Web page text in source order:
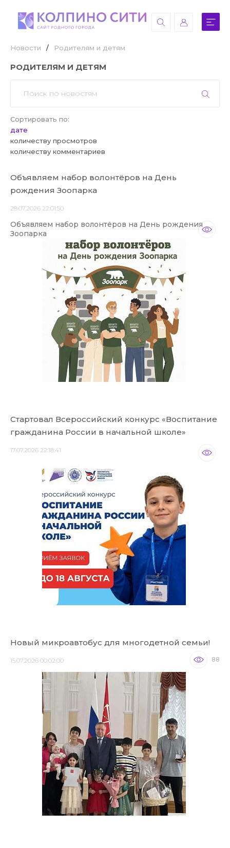
Новости / Родителям и детям
РОДИТЕЛЯМ И ДЕТЯМ
Сортировать по:
дате
количеству просмотров
количеству комментариев
Объявляем набор волонтёров на День
рождения Зоопарка
28.07.2026 22:01:50
Объявляем набор волонтёров на День рождения
Зоопарка
Стартовал Всероссийский конкурс «Воспитание
гражданина России в начальной школе»
17.07.2026 22:18:41
Новый микроавтобус для многодетной семьи!
15.07.2026 00:02:00 88